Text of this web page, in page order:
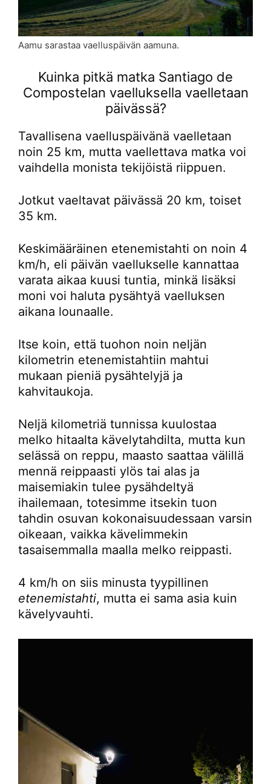
Aamu sarastaa vaelluspäivän aamuna.
Kuinka pitkä matka Santiago de
Compostelan vaelluksella vaelletaan
päivässä?
Tavallisena vaelluspäivänä vaelletaan
noin 25 km, mutta vaellettava matka voi
vaihdella monista tekijöistä riippuen.
Jotkut vaeltavat päivässä 20 km, toiset
35 km.
Keskimääräinen etenemistahti on noin 4
km/h, eli päivän vaellukselle kannattaa
varata aikaa kuusi tuntia, minkä lisäksi
moni voi haluta pysähtyä vaelluksen
aikana lounaalle.
Itse koin, että tuohon noin neljän
kilometrin etenemistahtiin mahtui
mukaan pieniä pysähtelyjä ja
kahvitaukoja.
Neljä kilometriä tunnissa kuulostaa
melko hitaalta kävelytahdilta, mutta kun
selässä on reppu, maasto saattaa välillä
mennä reippaasti ylös tai alas ja
maisemiakin tulee pysähdeltyä
ihailemaan, totesimme itsekin tuon
tahdin osuvan kokonaisuudessaan varsin
oikeaan, vaikka kävelimmekin
tasaisemmalla maalla melko reippasti.
4 km/h on siis minusta tyypillinen
etenemistahti, mutta ei sama asia kuin
kävelyvauhti.